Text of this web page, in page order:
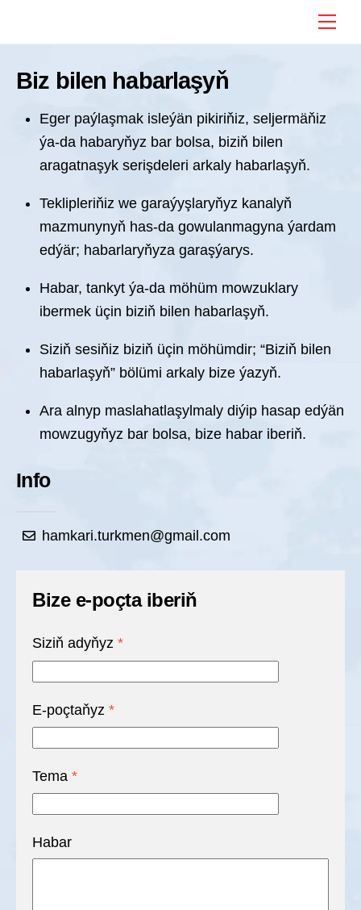
Biz bilen habarlaşyň
Eger paýlaşmak isleýän pikiriňiz, seljermäňiz
ýa-da habaryňyz bar bolsa, biziň bilen
aragatnaşyk serişdeleri arkaly habarlaşyň.
Teklipleriňiz we garaýyşlaryňyz kanalyň
mazmunynyň has-da gowulanmagyna ýardam
edýär; habarlaryňyza garaşýarys.
Habar, tankyt ýa-da möhüm mowzuklary
ibermek üçin biziň bilen habarlaşyň.
Siziň sesiňiz biziň üçin möhümdir; “Biziň bilen
habarlaşyň” bölümi arkaly bize ýazyň.
Ara alnyp maslahatlaşylmaly diýip hasap edýän
mowzugyňyz bar bolsa, bize habar iberiň.
Info
hamkari.turkmen@gmail.com
Bize e-poçta iberiň
Siziň adyňyz *
E-poçtaňyz *
Tema *
Habar